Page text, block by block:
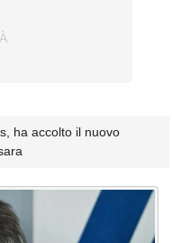
ha accolto il nuovo